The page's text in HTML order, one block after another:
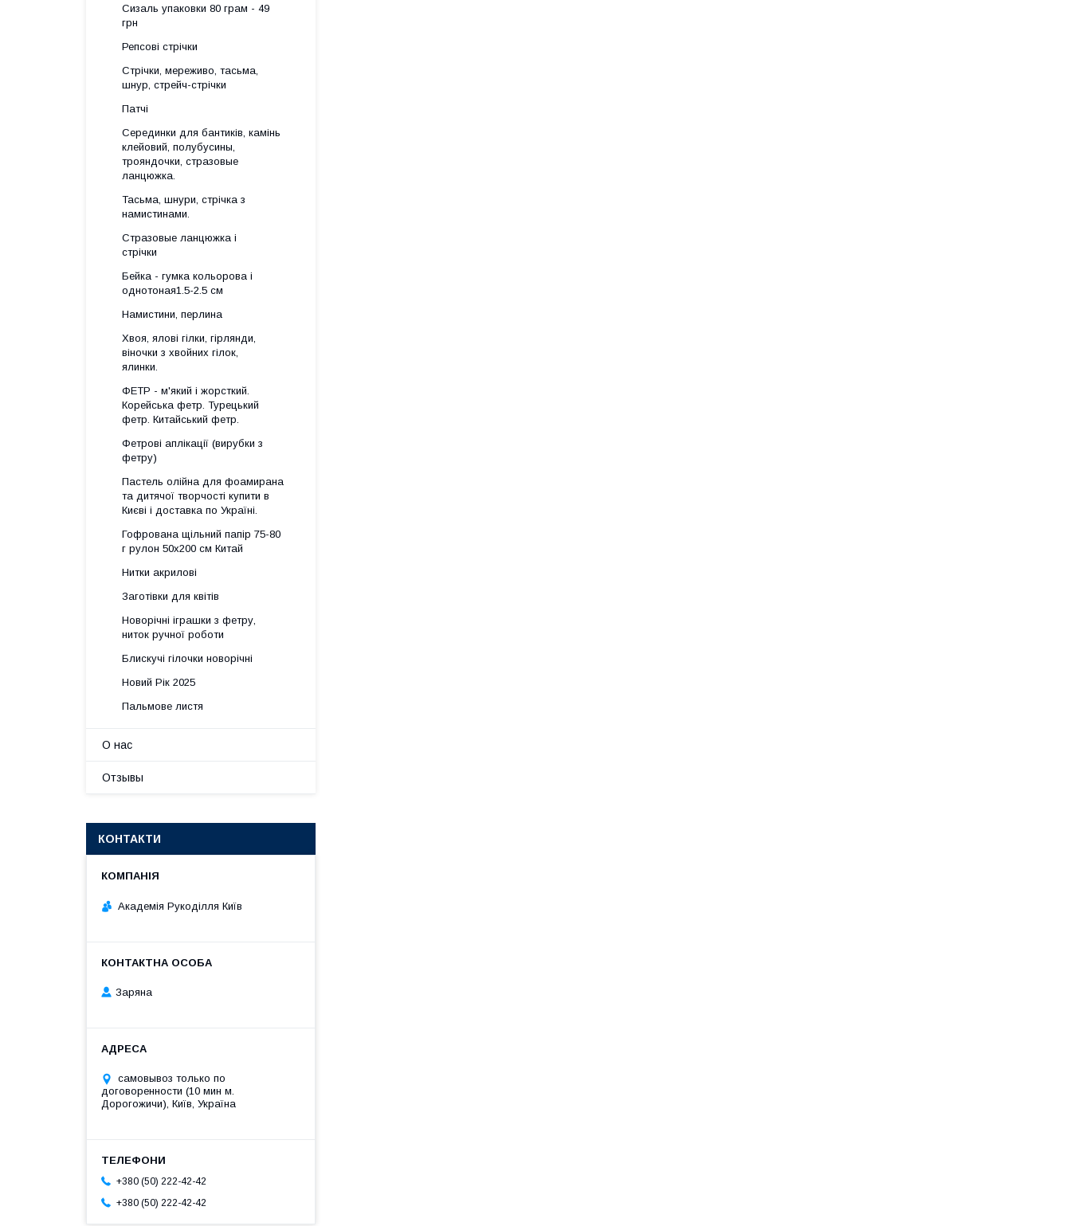
Сизаль упаковки 80 грам - 49
грн
Репсові стрічки
Стрічки, мереживо, тасьма,
шнур, стрейч-стрічки
Патчі
Серединки для бантиків, камінь
клейовий, полубусины,
трояндочки, стразовые
ланцюжка.
Тасьма, шнури, стрічка з
намистинами.
Стразовые ланцюжка і
стрічки
Бейка - гумка кольорова і
однотоная1.5-2.5 см
Намистини, перлина
Хвоя, ялові гілки, гірлянди,
віночки з хвойних гілок,
ялинки.
ФЕТР - м'який і жорсткий.
Корейська фетр. Турецький
фетр. Китайський фетр.
Фетрові аплікації (вирубки з
фетру)
Пастель олійна для фоамирана
та дитячої творчості купити в
Києві і доставка по Україні.
Гофрована щільний папір 75-80
г рулон 50х200 см Китай
Нитки акрилові
Заготівки для квітів
Новорічні іграшки з фетру,
ниток ручної роботи
Блискучі гілочки новорічні
Новий Рік 2025
Пальмове листя
О нас
Отзывы
КОНТАКТИ
Академія Рукоділля Київ
Заряна
самовывоз только по
договоренности (10 мин м.
Дорогожичи), Київ, Україна
+380 (50) 222-42-42
+380 (50) 222-42-42